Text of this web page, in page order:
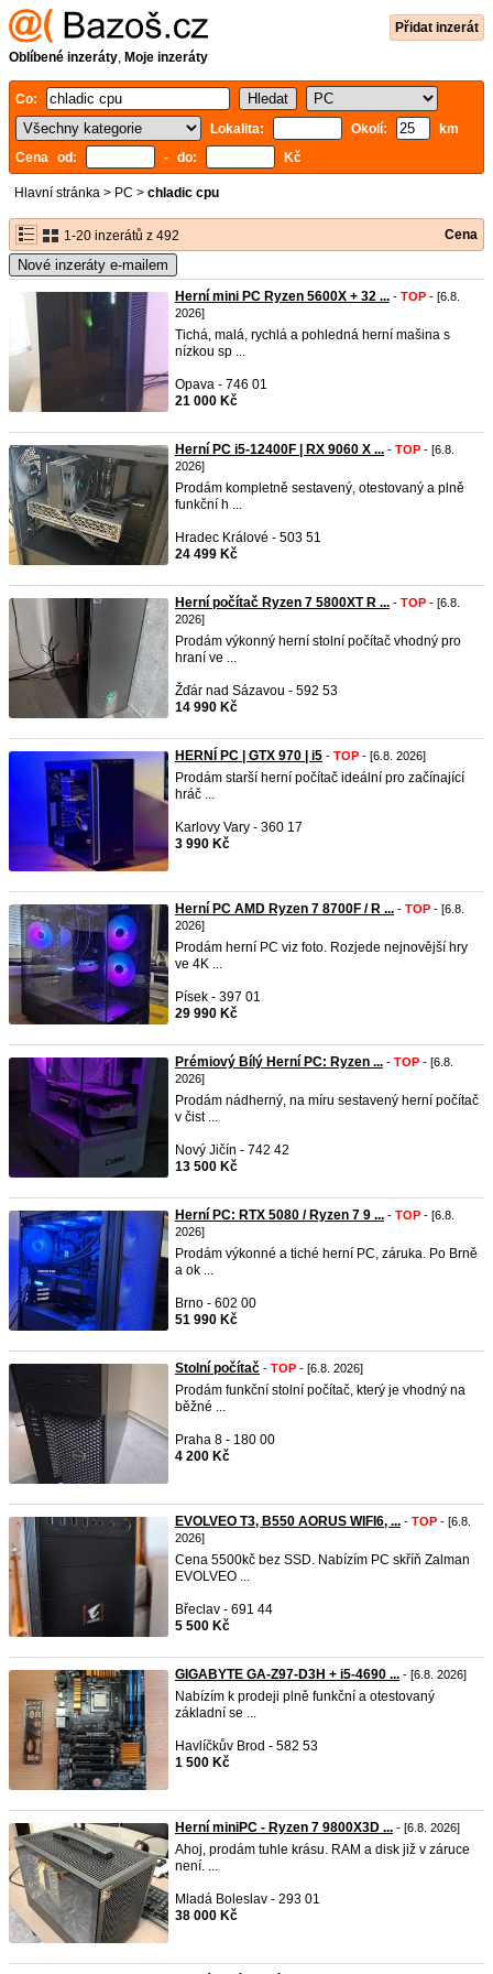
Přidat inzerát
Oblíbené inzeráty, Moje inzeráty
Co:
Lokalita:
Okolí:
km
Cena od:
- do: Kč
Hlavní stránka > PC > chladic cpu
1-20 inzerátů z 492 Cena
Nové inzeráty e-mailem
Herní mini PC Ryzen 5600X + 32 ... - TOP - [6.8.
2026]
Tichá, malá, rychlá a pohledná herní mašina s
nízkou sp ...
Opava - 746 01
21 000 Kč
Herní PC i5-12400F | RX 9060 X ... - TOP - [6.8.
2026]
Prodám kompletně sestavený, otestovaný a plně
funkční h ...
Hradec Králové - 503 51
24 499 Kč
Herní počítač Ryzen 7 5800XT R ... - TOP - [6.8.
2026]
Prodám výkonný herní stolní počítač vhodný pro
hraní ve ...
Žďár nad Sázavou - 592 53
14 990 Kč
HERNÍ PC | GTX 970 | i5 - TOP - [6.8. 2026]
Prodám starší herní počítač ideální pro začínající
hráč ...
Karlovy Vary - 360 17
3 990 Kč
Herní PC AMD Ryzen 7 8700F / R ... - TOP - [6.8.
2026]
Prodám herní PC viz foto. Rozjede nejnovější hry
ve 4K ...
Písek - 397 01
29 990 Kč
Prémiový Bílý Herní PC: Ryzen ... - TOP - [6.8.
2026]
Prodám nádherný, na míru sestavený herní počítač
v čist ...
Nový Jičín - 742 42
13 500 Kč
Herní PC: RTX 5080 / Ryzen 7 9 ... - TOP - [6.8.
2026]
Prodám výkonné a tiché herní PC, záruka. Po Brně
a ok ...
Brno - 602 00
51 990 Kč
Stolní počítač - TOP - [6.8. 2026]
Prodám funkční stolní počítač, který je vhodný na
běžné ...
Praha 8 - 180 00
4 200 Kč
EVOLVEO T3, B550 AORUS WIFI6, ... - TOP - [6.8.
2026]
Cena 5500kč bez SSD. Nabízím PC skříň Zalman
EVOLVEO ...
Břeclav - 691 44
5 500 Kč
GIGABYTE GA-Z97-D3H + i5-4690 ... - [6.8. 2026]
Nabízím k prodeji plně funkční a otestovaný
základní se ...
Havlíčkův Brod - 582 53
1 500 Kč
Herní miniPC - Ryzen 7 9800X3D ... - [6.8. 2026]
Ahoj, prodám tuhle krásu. RAM a disk již v záruce
není. ...
Mladá Boleslav - 293 01
38 000 Kč